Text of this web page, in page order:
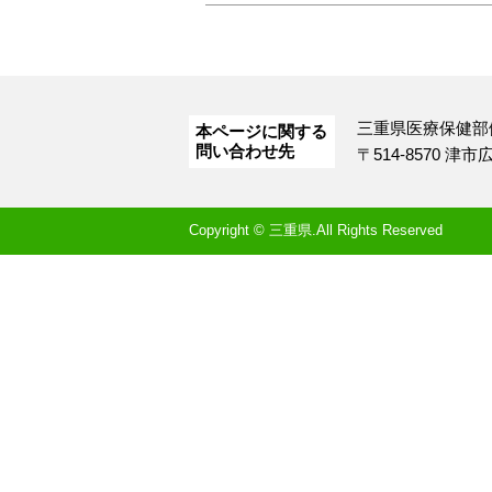
本ページに関する
問い合わせ先
三重県医療保健
〒514-8570 津市
Copyright © 三重県.All Rights Reserved